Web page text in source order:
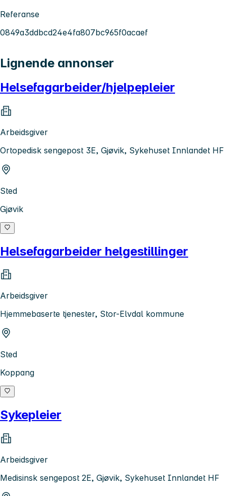
Referanse
0849a3ddbcd24e4fa807bc965f0acaef
Lignende annonser
Helsefagarbeider/hjelpepleier
Arbeidsgiver
Ortopedisk sengepost 3E, Gjøvik, Sykehuset Innlandet HF
Sted
Gjøvik
Helsefagarbeider helgestillinger
Arbeidsgiver
Hjemmebaserte tjenester, Stor-Elvdal kommune
Sted
Koppang
Sykepleier
Arbeidsgiver
Medisinsk sengepost 2E, Gjøvik, Sykehuset Innlandet HF